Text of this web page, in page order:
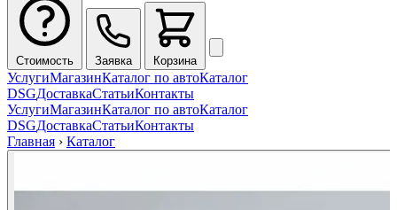
Стоимость Заявка Корзина
УслугиМагазинКаталог по автоКаталог
DSGДоставкаСтатьиКонтакты
УслугиМагазинКаталог по автоКаталог
DSGДоставкаСтатьиКонтакты
Главная › Каталог